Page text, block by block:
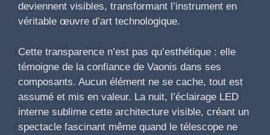
deviennent visibles, transformant l’instrument en
véritable œuvre d’art technologique.
Cette transparence n’est pas qu’esthétique : elle
témoigne de la confiance de Vaonis dans ses
composants. Aucun élément ne se cache, tout est
assumé et mis en valeur. La nuit, l’éclairage LED
interne sublime cette architecture visible, créant un
spectacle fascinant même quand le télescope ne